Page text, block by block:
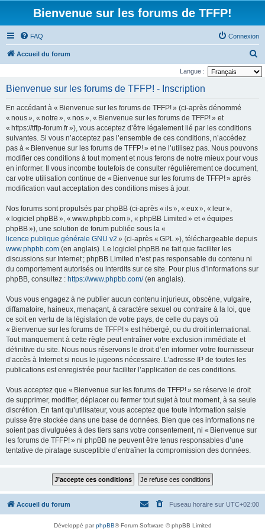
Bienvenue sur les forums de TFFP!
FAQ Connexion
Accueil du forum
e
Langue :
Bienvenue sur les forums de TFFP! - Inscription
En accédant à « Bienvenue sur les forums de TFFP! » (ci-après dénommé
« nous », « notre », « nos », « Bienvenue sur les forums de TFFP! » et
« https://tffp-forum.fr »), vous acceptez d’être légalement lié par les conditions
suivantes. Si vous n’acceptez pas l’ensemble de ces conditions, n’accédez
pas à « Bienvenue sur les forums de TFFP! » et ne l’utilisez pas. Nous pouvons
modifier ces conditions à tout moment et nous ferons de notre mieux pour vous
en informer. Il vous incombe toutefois de consulter régulièrement ce document,
car votre utilisation continue de « Bienvenue sur les forums de TFFP! » après
modification vaut acceptation des conditions mises à jour.
Nos forums sont propulsés par phpBB (ci-après « ils », « eux », « leur »,
« logiciel phpBB », « www.phpbb.com », « phpBB Limited » et « équipes
phpBB »), une solution de forum publiée sous la «
licence publique générale GNU v2 » (ci-après « GPL »), téléchargeable depuis
www.phpbb.com (en anglais). Le logiciel phpBB ne fait que faciliter les
discussions sur Internet ; phpBB Limited n’est pas responsable du contenu ni
du comportement autorisés ou interdits sur ce site. Pour plus d’informations sur
phpBB, consultez : https://www.phpbb.com/(en anglais).
Vous vous engagez à ne publier aucun contenu injurieux, obscène, vulgaire,
diffamatoire, haineux, menaçant, à caractère sexuel ou contraire à la loi, que
ce soit en vertu de la législation de votre pays, de celle du pays où
« Bienvenue sur les forums de TFFP! » est hébergé, ou du droit international.
Tout manquement à cette règle peut entraîner votre exclusion immédiate et
définitive du site. Nous nous réservons le droit d’en informer votre fournisseur
d’accès à Internet si nous le jugeons nécessaire. L’adresse IP de toutes les
publications est enregistrée pour faciliter l’application de ces conditions.
Vous acceptez que « Bienvenue sur les forums de TFFP! » se réserve le droit
de supprimer, modifier, déplacer ou fermer tout sujet à tout moment, à sa seule
discrétion. En tant qu’utilisateur, vous acceptez que toute information saisie
puisse être stockée dans une base de données. Bien que ces informations ne
soient pas divulguées à des tiers sans votre consentement, ni « Bienvenue sur
les forums de TFFP! » ni phpBB ne peuvent être tenus responsables d’une
tentative de piratage susceptible d’entraîner la compromission des données.
Accueil du forum Fuseau horaire sur UTC+02:00
Développé parphpBB® Forum Software © phpBB Limited